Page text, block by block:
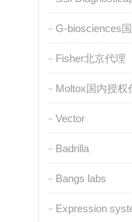
G-biosciences
Fisher北京代理
Moltox国内授权
Vector
Badrilla
Bangs labs
Expression